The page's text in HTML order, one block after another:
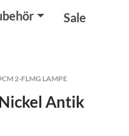
Sale
2-FLMG LAMPE
Antik